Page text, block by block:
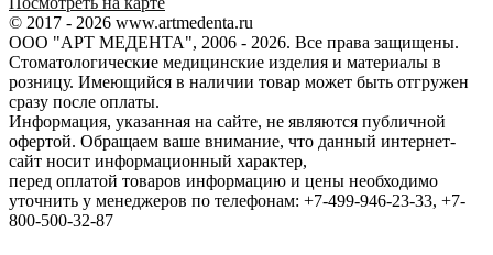
© 2017 - 2026 www.artmedenta.ru
ООО "АРТ МЕДЕНТА", 2006 - 2026. Все права защищены.
Стоматологические медицинские изделия и материалы в
розницу. Имеющийся в наличии товар может быть отгружен
сразу после оплаты.
Информация, указанная на сайте, не являются публичной
офертой. Обращаем ваше внимание, что данный интернет-
сайт носит информационный характер,
перед оплатой товаров информацию и цены необходимо
уточнить у менеджеров по телефонам: +7-499-946-23-33, +7-
800-500-32-87